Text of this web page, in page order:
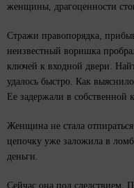
женщины, драгоценности
Стражи правопорядка,
неизвестный воришка
ключей к входной двери.
удалось быстро. Как
Ее задержали в собственной
Женщина не стала
цепочку уже заложила в
деньги.
Сейчас она под следствием.